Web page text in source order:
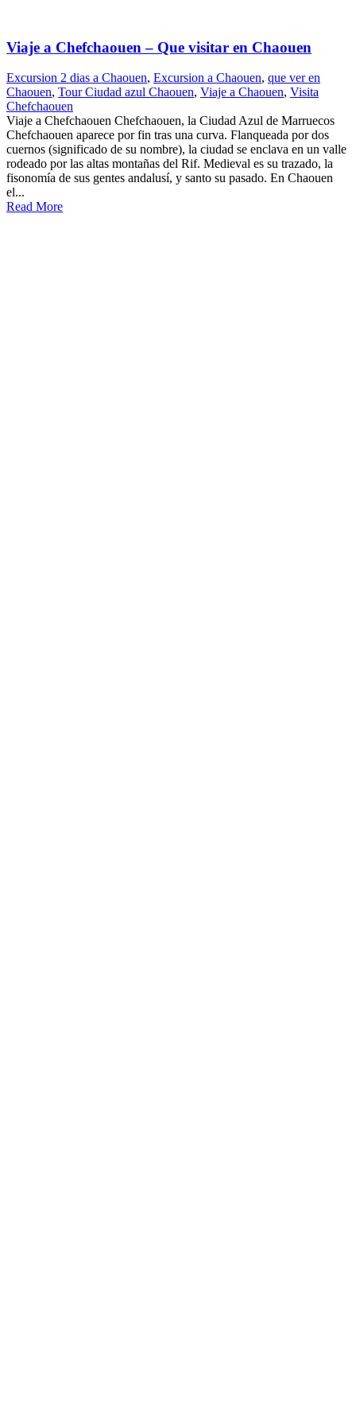
Viaje a Chefchaouen – Que visitar en Chaouen
Excursion 2 dias a Chaouen, Excursion a Chaouen, que ver en
Chaouen, Tour Ciudad azul Chaouen, Viaje a Chaouen, Visita
Chefchaouen
Viaje a Chefchaouen Chefchaouen, la Ciudad Azul de Marruecos
Chefchaouen aparece por fin tras una curva. Flanqueada por dos
cuernos (significado de su nombre), la ciudad se enclava en un valle
rodeado por las altas montañas del Rif. Medieval es su trazado, la
fisonomía de sus gentes andalusí, y santo su pasado. En Chaouen
el...
Read More